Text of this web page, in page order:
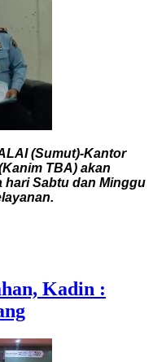
(Sumut)-Kantor
TBA) akan
hari Sabtu dan Minggu
Kadin :